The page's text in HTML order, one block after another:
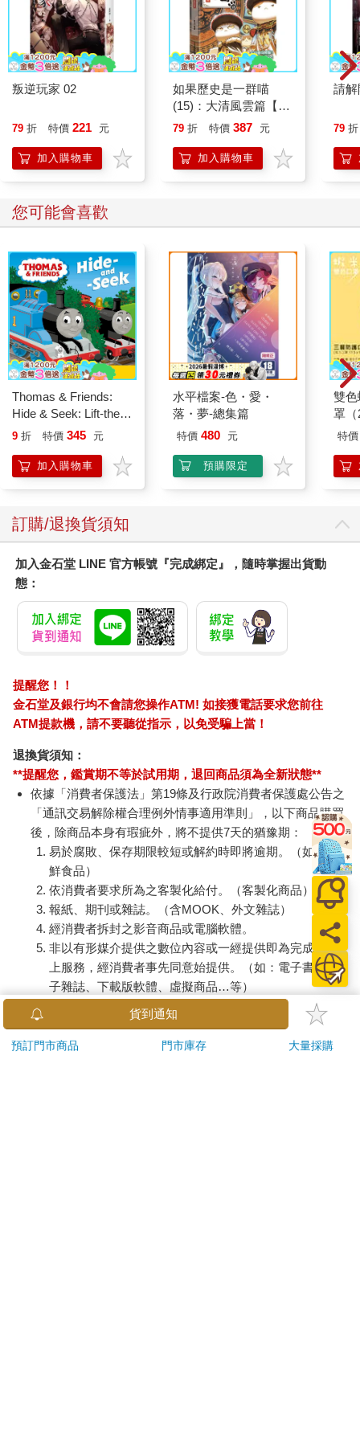
叛逆玩家 02
79 折 特價 221 元
加入購物車
如果歷史是一群喵
(15)：大清風雲篇【萌
貓漫畫學歷史】
79 折 特價 387 元
加入購物車
請解
79 折
您可能會喜歡
Thomas & Friends:
Hide & Seek: Lift-the-
flap book
9 折 特價 345 元
加入購物車
水平檔案-色・愛・
落・夢-總集篇
特價 480 元
預購限定
雙
罩（
特價
訂購/退換貨須知
加入金石堂 LINE 官方帳號『完成綁定』，隨時掌握出貨動
態：
提醒您！！
金石堂及銀行均不會請您操作ATM! 如接獲電話要求您前往
ATM提款機，請不要聽從指示，以免受騙上當！
退換貨須知：
**提醒您，鑑賞期不等於試用期，退回商品須為全新狀態**
依據「消費者保護法」第19條及行政院消費者保護處公告之
「通訊交易解除權合理例外情事適用準則」，以下商品購買
後，除商品本身有瑕疵外，將不提供7天的猶豫期：
易於腐敗、保存期限較短或解約時即將逾期。（如：生
鮮食品）
依消費者要求所為之客製化給付。（客製化商品）
報紙、期刊或雜誌。（含MOOK、外文雜誌）
經消費者拆封之影音商品或電腦軟體。
非以有形媒介提供之數位內容或一經提供即為完成之線
上服務，經消費者事先同意始提供。（如：電子書、電
子雜誌、下載版軟體、虛擬商品…等）
已拆封之個人衛生用品。（如：內衣褲、刮鬍刀、除毛
若非上列種類商品，均享有到貨7天的猶豫期（含例假
貨到通知
預訂門市商品 門市庫存 大量採購